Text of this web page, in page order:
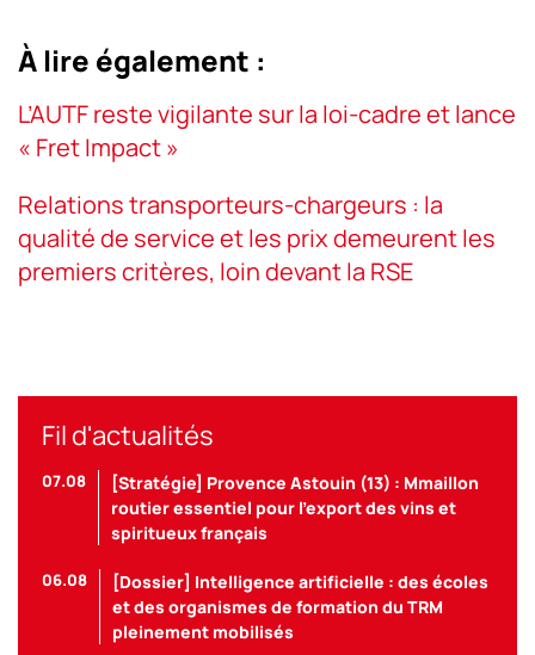
À lire également :
L’AUTF reste vigilante sur la loi-cadre et lance
« Fret Impact »
Relations transporteurs-chargeurs : la
qualité de service et les prix demeurent les
premiers critères, loin devant la RSE
Fil d'actualités
07.08
[Stratégie] Provence Astouin (13) : Mmaillon
routier essentiel pour l’export des vins et
spiritueux français
06.08
[Dossier] Intelligence artificielle : des écoles
et des organismes de formation du TRM
pleinement mobilisés